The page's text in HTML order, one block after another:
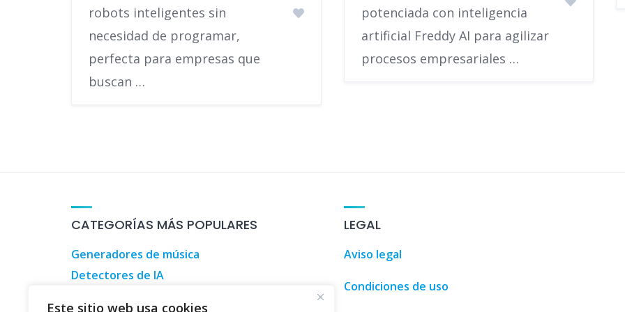
Este sitio web usa cookies
robots inteligentes sin
necesidad de programar,
perfecta para empresas que
buscan …
potenciada con inteligencia
artificial Freddy AI para agilizar
procesos empresariales …
CATEGORÍAS MÁS POPULARES
Generadores de música
Detectores de IA
LEGAL
Aviso legal
Condiciones de uso